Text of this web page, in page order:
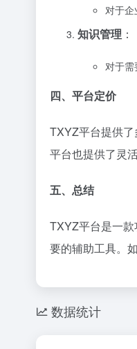
对于
知识管理 ：
对于
四、平台定价
TXYZ平台提供
平台也提供了灵
五、总结
TXYZ平台是一
要的辅助工具。
数据统计